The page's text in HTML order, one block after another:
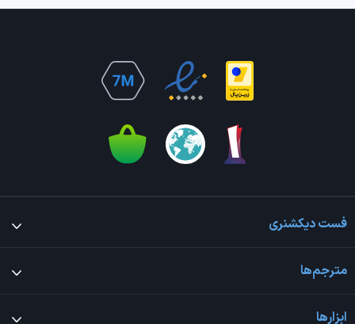
فست دیکشنری
مترجم‌ها
ابزارها